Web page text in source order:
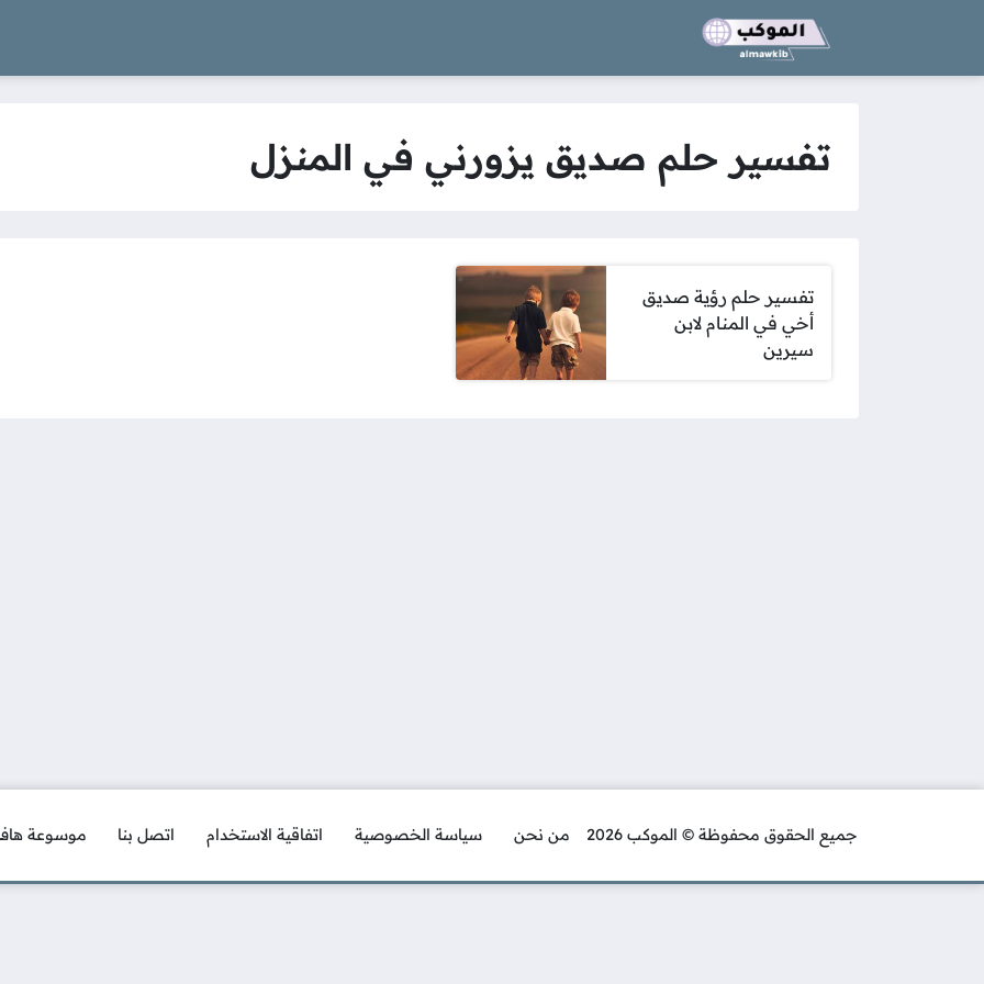
تفسير حلم صديق يزورني في المنزل
تفسير حلم رؤية صديق
أخي في المنام لابن
سيرين
جميع الحقوق محفوظة © الموكب 2026 من نحن سياسة الخصوصية اتفاقية الاستخدام اتصل بنا موسوعة